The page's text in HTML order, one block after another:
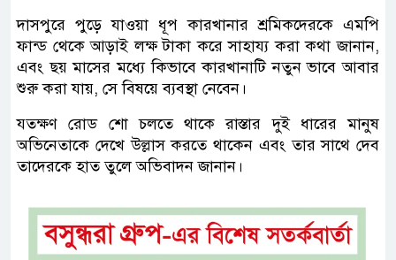
দাসপুরে পুড়ে যাওয়া ধূপ কারখানার শ্রমিকদেরকে এমপি
ফান্ড থেকে আড়াই লক্ষ টাকা করে সাহায্য করা কথা জানান,
এবং ছয় মাসের মধ্যে কিভাবে কারখানাটি নতুন ভাবে আবার
শুরু করা যায়, সে বিষয়ে ব্যবস্থা নেবেন।
যতক্ষণ রোড শো চলতে থাকে রাস্তার দুই ধারের মানুষ
অভিনেতাকে দেখে উল্লাস করতে থাকেন এবং তার সাথে দেব
তাদেরকে হাত তুলে অভিবাদন জানান।